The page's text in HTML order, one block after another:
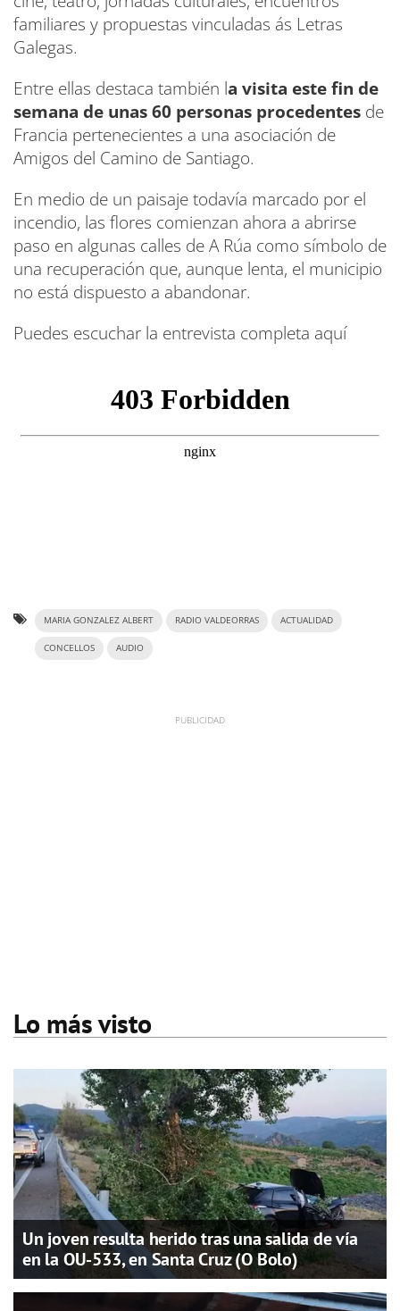
familiares y propuestas vinculadas ás Letras
Galegas.
Entre ellas destaca también la visita este fin de
semana de unas 60 personas procedentes de
Francia pertenecientes a una asociación de
Amigos del Camino de Santiago.
En medio de un paisaje todavía marcado por el
incendio, las flores comienzan ahora a abrirse
paso en algunas calles de A Rúa como símbolo de
una recuperación que, aunque lenta, el municipio
no está dispuesto a abandonar.
Puedes escuchar la entrevista completa aquí
MARIA GONZALEZ ALBERT RADIO VALDEORRAS ACTUALIDAD
CONCELLOS AUDIO
Lo más visto
Un joven resulta herido tras una salida de vía
en la OU-533, en Santa Cruz (O Bolo)